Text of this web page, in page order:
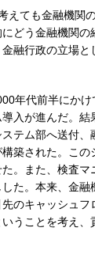
えても金融機関
どう金融機関の
融行政の立場と
年代前半にか
入が進んだ。結
テム部へ送付、
築された。こ
。また、検査マ
た。本来、金融
のキャッシュ
うことを考え、